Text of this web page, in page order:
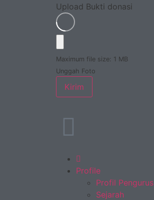
Upload Bukti donasi
Maximum file size: 1 MB
Unggah Foto
Kirim
Profile
Profil Pengurus
Sejarah